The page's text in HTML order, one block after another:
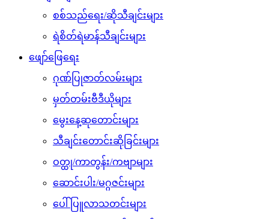
စစ်သည်ရေး/ဆိုသီချင်းများ
ရဲစိတ်ရဲမာန်သီချင်းများ
ဖျော်ဖြေရေး
ဂုဏ်ပြုဇာတ်လမ်းများ
မှတ်တမ်းဗီဒီယိုများ
မွေးနေ့ဆုတောင်းများ
သီချင်းတောင်းဆိုခြင်းများ
ဝတ္ထု/ကာတွန်း/ကဗျာများ
ဆောင်းပါး/မဂ္ဂဇင်းများ
ပေါ်ပြူလာသတင်းများ